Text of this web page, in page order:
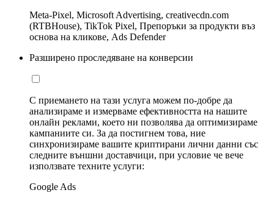
Meta-Pixel, Microsoft Advertising, creativecdn.com
(RTBHouse), TikTok Pixel, Препоръки за продукти въз
основа на кликове, Ads Defender
Разширено проследяване на конверсии
С приемането на тази услуга можем по-добре да
анализираме и измерваме ефективността на нашите
онлайн реклами, което ни позволява да оптимизираме
кампаниите си. За да постигнем това, ние
синхронизираме вашите криптирани лични данни със
следните външни доставчици, при условие че вече
използвате техните услуги:
Google Ads